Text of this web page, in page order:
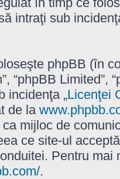
intraţi sub
phpBB (în
“phpBB Limited”,
incidenţa „Licenţei
de la
mijloc de
ce site-ul
Pentru
.